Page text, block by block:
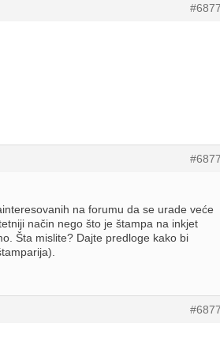
na forumu da se urade veće
način nego što je štampa na inkjet
Šta mislite? Dajte predloge kako bi